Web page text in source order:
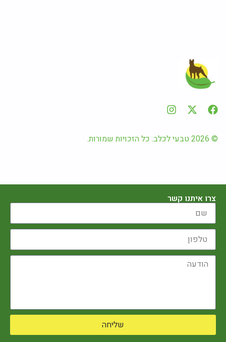
© 2026 טבעי לכלב. כל הזכויות שמורות.
צרו איתנו קשר
שליחה